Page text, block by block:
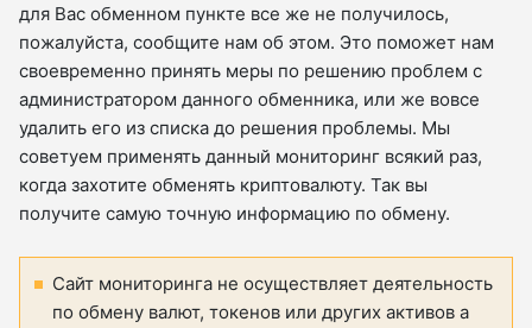
для Вас обменном пункте все же не получилось,
пожалуйста, сообщите нам об этом. Это поможет нам
своевременно принять меры по решению проблем с
администратором данного обменника, или же вовсе
удалить его из списка до решения проблемы. Мы
советуем применять данный мониторинг всякий раз,
когда захотите обменять криптовалюту. Так вы
получите самую точную информацию по обмену.
Сайт мониторинга не осуществляет деятельность
по обмену валют, токенов или других активов а